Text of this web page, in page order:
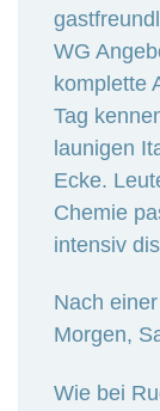
WG
komplette
Tag
launigen
Ecke.
Chemie
intensiv
Nach
Morgen,
Wie bei